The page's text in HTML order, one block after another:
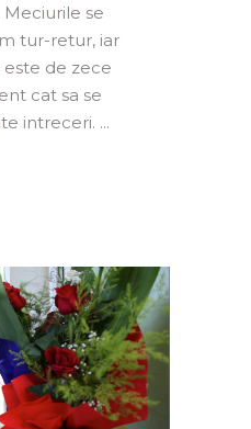
Meciurile se
tur-retur, iar
de zece
cat sa se
intreceri.